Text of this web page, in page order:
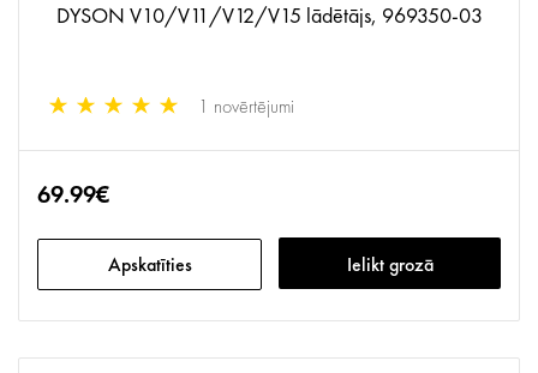
DYSON V10/V11/V12/V15 lādētājs, 969350-03
1 novērtējumi
69.99€
Apskatīties Ielikt grozā